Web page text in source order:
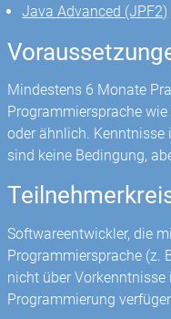
Java Advanced (JPF2)
Mindestens 6 Monate
Programmiersprache
oder ähnlich.
sind keine Bedingung,
Softwareentwickler, die
Programmiersprache (z.
nicht über
Programmierung